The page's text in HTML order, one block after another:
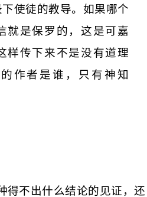
使徒的教导。如果哪个
就是保罗的，这是可嘉
样传下来不是没有道理
作者是谁，只有神知
得不出什么结论的见证，还